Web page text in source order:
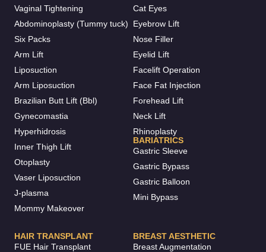
Vaginal Tightening
Abdominoplasty (Tummy tuck)
Six Packs
Arm Lift
Liposuction
Arm Liposuction
Brazilian Butt Lift (Bbl)
Gynecomastia
Hyperhidrosis
Inner Thigh Lift
Otoplasty
Vaser Liposuction
J-plasma
Mommy Makeover
Cat Eyes
Eyebrow Lift
Nose Filler
Eyelid Lift
Facelift Operation
Face Fat Injection
Forehead Lift
Neck Lift
Rhinoplasty
BARIATRICS
Gastric Sleeve
Gastric Bypass
Gastric Balloon
Mini Bypass
HAIR TRANSPLANT
FUE Hair Transplant
BREAST AESTHETIC
Breast Augmentation